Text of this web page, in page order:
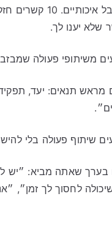
מעט, אבל
משיתופי פעולה
מראש תנאים: יעד,
שיתוף פעולה בלי
בערך שאתה מביא: ״יש
לחסוך לך זמן״,